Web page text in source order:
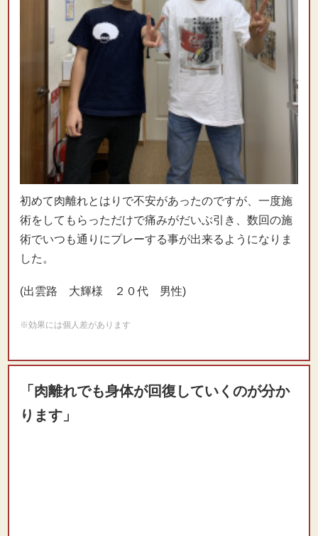
初めて肉離れとはりで不安があったのですが、一度施
術をしてもらっただけで痛みがだいぶ引き、数回の施
術でいつも通りにプレーする事が出来るようになりま
した。
(出雲路 大輝様 ２０代 男性)
※効果には個人差があります
「肉離れでも身体が回復していくのが分か
ります」